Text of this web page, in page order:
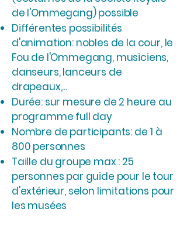
de l'Ommegang) possible
Différentes possibilités
d'animation: nobles de la cour, le
Fou de l'Ommegang, musiciens,
danseurs, lanceurs de
drapeaux,...
Durée: sur mesure de 2 heure au
programme full day
Nombre de participants: de 1 à
800 personnes
Taille du groupe max : 25
personnes par guide pour le tour
d'extérieur, selon limitations pour
les musées